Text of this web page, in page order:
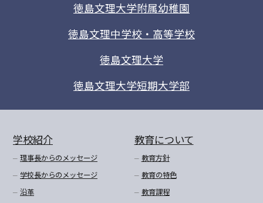
徳島文理大学附属幼稚園
徳島文理中学校・高等学校
徳島文理大学
徳島文理大学短期大学部
学校紹介
理事長からのメッセージ
学校長からのメッセージ
沿革
教育について
教育方針
教育の特色
教育課程